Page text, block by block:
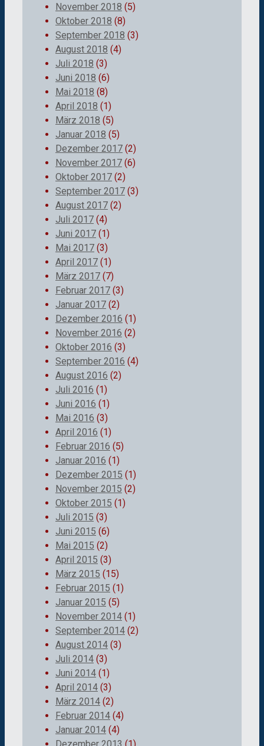
November 2018 (5)
Oktober 2018 (8)
September 2018 (3)
August 2018 (4)
Juli 2018 (3)
Juni 2018 (6)
Mai 2018 (8)
April 2018 (1)
März 2018 (5)
Januar 2018 (5)
Dezember 2017 (2)
November 2017 (6)
Oktober 2017 (2)
September 2017 (3)
August 2017 (2)
Juli 2017 (4)
Juni 2017 (1)
Mai 2017 (3)
April 2017 (1)
März 2017 (7)
Februar 2017 (3)
Januar 2017 (2)
Dezember 2016 (1)
November 2016 (2)
Oktober 2016 (3)
September 2016 (4)
August 2016 (2)
Juli 2016 (1)
Juni 2016 (1)
Mai 2016 (3)
April 2016 (1)
Februar 2016 (5)
Januar 2016 (1)
Dezember 2015 (1)
November 2015 (2)
Oktober 2015 (1)
Juli 2015 (3)
Juni 2015 (6)
Mai 2015 (2)
April 2015 (3)
März 2015 (15)
Februar 2015 (1)
Januar 2015 (5)
November 2014 (1)
September 2014 (2)
August 2014 (3)
Juli 2014 (3)
Juni 2014 (1)
April 2014 (3)
März 2014 (2)
Februar 2014 (4)
Januar 2014 (4)